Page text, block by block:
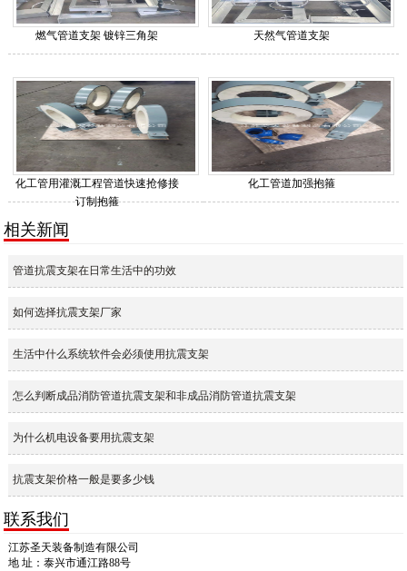
燃气管道支架 镀锌三角架 天然气管道支架
化工管用灌溉工程管道快速抢修接
订制抱箍
化工管道加强抱箍
相关新闻
管道抗震支架在日常生活中的功效
如何选择抗震支架厂家
生活中什么系统软件会必须使用抗震支架
怎么判断成品消防管道抗震支架和非成品消防管道抗震支架
为什么机电设备要用抗震支架
抗震支架价格一般是要多少钱
联系我们
江苏圣天装备制造有限公司
地 址：泰兴市通江路88号